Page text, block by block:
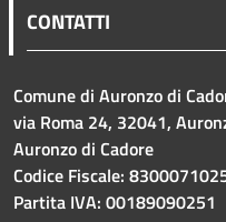
CONTATTI
Comune di Auronzo di
via Roma 24, 32041,
Auronzo di Cadore
Codice Fiscale:
Partita IVA: 00189090251